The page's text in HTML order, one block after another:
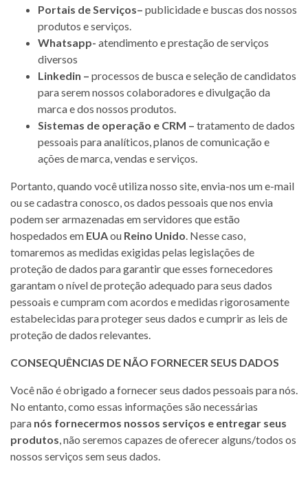
Portais de Serviços– publicidade e buscas dos nossos
produtos e serviços.
Whatsapp- atendimento e prestação de serviços
diversos
Linkedin – processos de busca e seleção de candidatos
para serem nossos colaboradores e divulgação da
marca e dos nossos produtos.
Sistemas de operação e CRM – tratamento de dados
pessoais para analíticos, planos de comunicação e
ações de marca, vendas e serviços.
Portanto, quando você utiliza nosso site, envia-nos um e-mail
ou se cadastra conosco, os dados pessoais que nos envia
podem ser armazenadas em servidores que estão
hospedados em EUAou Reino Unido. Nesse caso,
tomaremos as medidas exigidas pelas legislações de
proteção de dados para garantir que esses fornecedores
garantam o nível de proteção adequado para seus dados
pessoais e cumpram com acordos e medidas rigorosamente
estabelecidas para proteger seus dados e cumprir as leis de
proteção de dados relevantes.
CONSEQUÊNCIAS DE NÃO FORNECER SEUS DADOS
Você não é obrigado a fornecer seus dados pessoais para nós.
No entanto, como essas informações são necessárias
para nós fornecermos nossos serviços e entregar seus
produtos, não seremos capazes de oferecer alguns/todos os
nossos serviços sem seus dados.